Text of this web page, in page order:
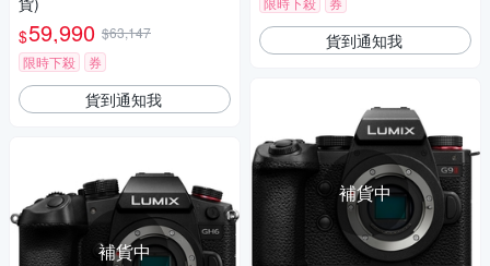
$59,990 $63,147
限時下殺
券
貨到通知我
補貨中
貨到通知我
補貨中